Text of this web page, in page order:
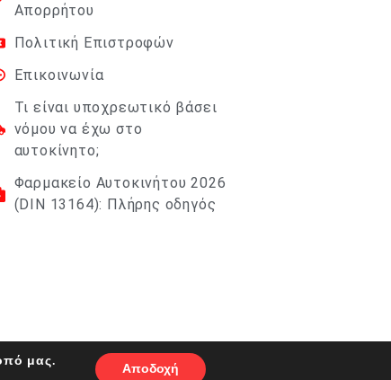
Απορρήτου
Πολιτική Επιστροφών
Επικοινωνία
Τι είναι υποχρεωτικό βάσει
νόμου να έχω στο
αυτοκίνητο;
Φαρμακείο Αυτοκινήτου 2026
(DIN 13164): Πλήρης οδηγός
μας.
Αποδοχή